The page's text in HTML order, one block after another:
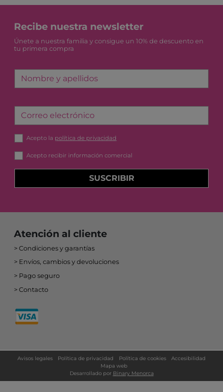
Recibe nuestra newsletter
Únete a nuestra familia y consigue un 10% de descuento en
tu primera compra
Nombre y apellidos
Correo electrónico
Acepto la política de privacidad
Acepto recibir información comercial
SUSCRIBIR
Atención al cliente
Condiciones y garantías
Envíos, cambios y devoluciones
Pago seguro
Contacto
Avisos legales Política de privacidad Política de cookies
Accesibilidad
Mapa web
Desarrollado por Binary Menorca